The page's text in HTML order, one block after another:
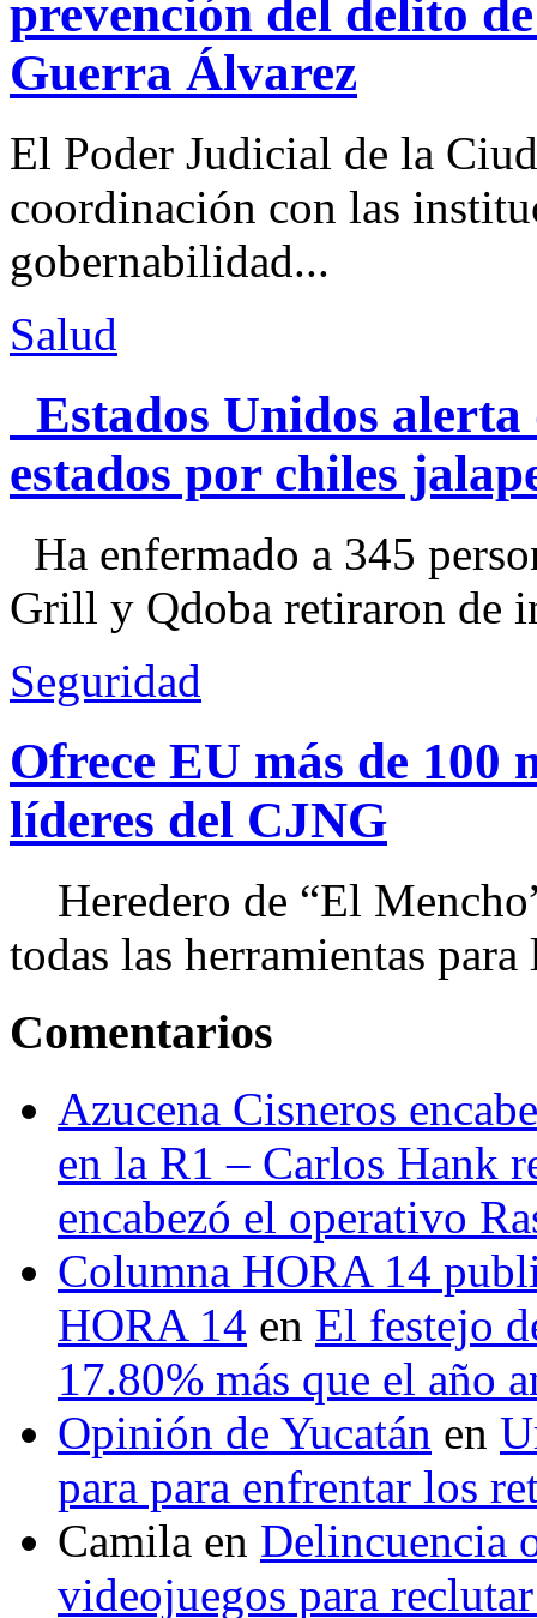
prevención del delito
Guerra Álvarez
El Poder Judicial de la
coordinación con las
gobernabilidad...
Salud
Estados Unidos alerta
estados por chiles
Ha enfermado a 345
Grill y Qdoba retiraron de
Seguridad
Ofrece EU más de 100
líderes del CJNG
Heredero de “El
todas las herramientas
Comentarios
Azucena Cisneros
en la R1 – Carlos Hank
encabezó el operativo
Columna HORA 14
HORA 14 en El festejo
17.80% más que el año
Opinión de Yucatán en
para para enfrentar los
Camila en Delincuencia
videojuegos para